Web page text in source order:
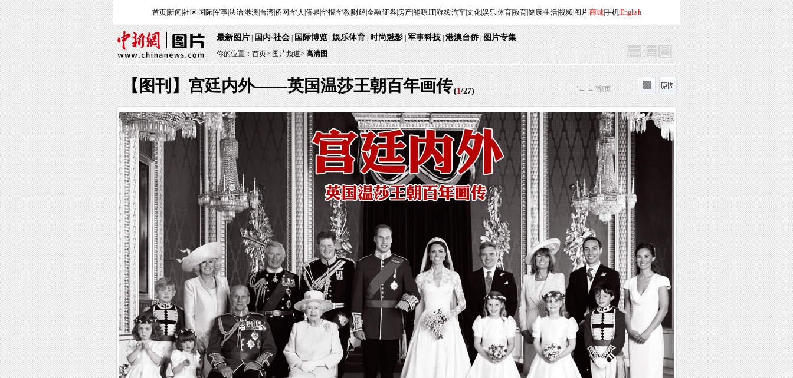
首页|新闻 社区 国际|军事|法治|港澳 台湾|侨网 华人 侨界|华报 华教| 财经|金融|证券| 房产|能源|IT|游戏|汽车|文化|娱乐|体育|教育|健康|生活|视频| 图片|商城|手机|English
最新图片|国内·社会|国际博览|娱乐体育|时尚魅影|军事科技|港澳台侨|图片专集
你的位置：首页>图片频道> 高清图
【图刊】宫廷内外——英国温莎王朝百年画传(1/27) "← →"翻页